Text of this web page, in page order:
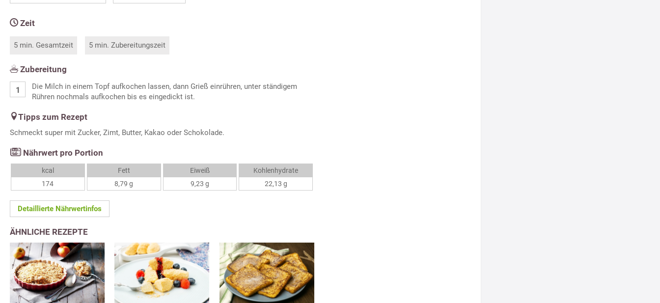
Zeit
5 min. Gesamtzeit 5 min. Zubereitungszeit
Zubereitung
Die Milch in einem Topf aufkochen lassen, dann Grieß einrühren, unter ständigem
Rühren nochmals aufkochen bis es eingedickt ist.
Tipps zum Rezept
Schmeckt super mit Zucker, Zimt, Butter, Kakao oder Schokolade.
Nährwert pro Portion
kcal
174
Fett
8,79 g
Eiweiß
9,23 g
Kohlenhydrate
22,13 g
Detaillierte Nährwertinfos
ÄHNLICHE REZEPTE